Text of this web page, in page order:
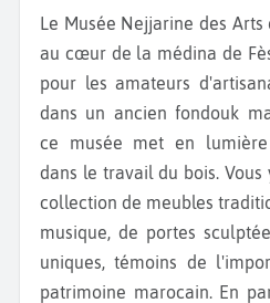
Le Musée Nejjarine des Arts et Métiers du Bois, situé
au cœur de la médina de
pour les amateurs
dans un ancien fondouk
ce musée met en lumière
dans le travail du bois.
collection de meubles
musique, de portes
uniques, témoins de
patrimoine marocain. En